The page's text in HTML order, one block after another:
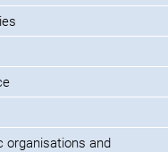
organisations and